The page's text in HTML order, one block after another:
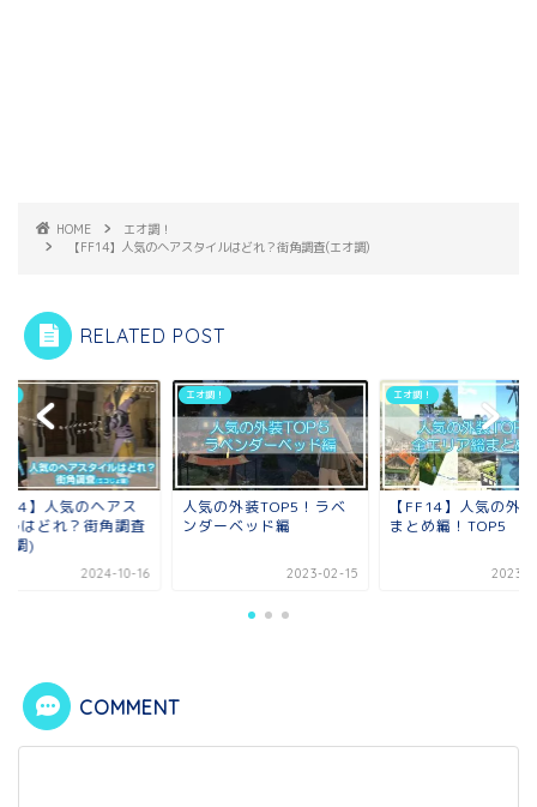
HOME
エオ調！
【FF14】人気のヘアスタイルはどれ？街角調査(エオ調)
RELATED POST
】人気のヘアス
ルはどれ？街角調査
調)
2024-10-16
エオ調！
人気の外装TOP5！ラベ
ンダーベッド編
2023-02-15
エオ調！
【FF14】人気の外
まとめ編！TOP5
2023-
COMMENT